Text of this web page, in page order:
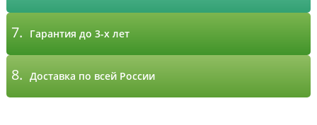
7. Гарантия до 3-х лет
8. Доставка по всей России